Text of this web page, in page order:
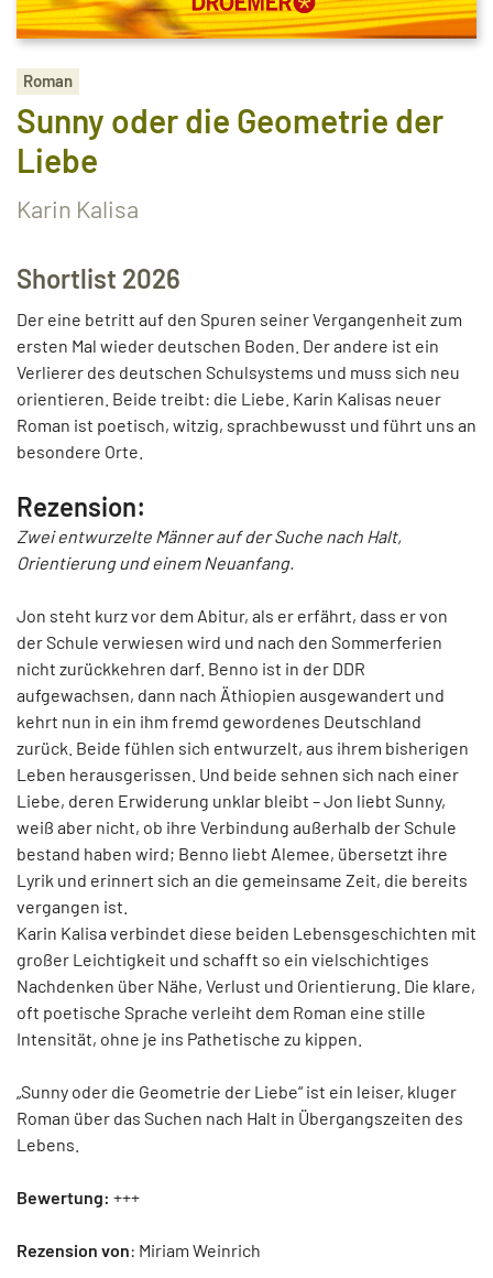
Roman
Sunny oder die Geometrie der
Liebe
Karin Kalisa
Shortlist 2026
Der eine betritt auf den Spuren seiner Vergangenheit zum
ersten Mal wieder deutschen Boden. Der andere ist ein
Verlierer des deutschen Schulsystems und muss sich neu
orientieren. Beide treibt: die Liebe. Karin Kalisas neuer
Roman ist poetisch, witzig, sprachbewusst und führt uns an
besondere Orte.
Rezension:
Zwei entwurzelte Männer auf der Suche nach Halt,
Orientierung und einem Neuanfang.
Jon steht kurz vor dem Abitur, als er erfährt, dass er von
der Schule verwiesen wird und nach den Sommerferien
nicht zurückkehren darf. Benno ist in der DDR
aufgewachsen, dann nach Äthiopien ausgewandert und
kehrt nun in ein ihm fremd gewordenes Deutschland
zurück. Beide fühlen sich entwurzelt, aus ihrem bisherigen
Leben herausgerissen. Und beide sehnen sich nach einer
Liebe, deren Erwiderung unklar bleibt – Jon liebt Sunny,
weiß aber nicht, ob ihre Verbindung außerhalb der Schule
bestand haben wird; Benno liebt Alemee, übersetzt ihre
Lyrik und erinnert sich an die gemeinsame Zeit, die bereits
vergangen ist.
Karin Kalisa verbindet diese beiden Lebensgeschichten mit
großer Leichtigkeit und schafft so ein vielschichtiges
Nachdenken über Nähe, Verlust und Orientierung. Die klare,
oft poetische Sprache verleiht dem Roman eine stille
Intensität, ohne je ins Pathetische zu kippen.
„Sunny oder die Geometrie der Liebe“ ist ein leiser, kluger
Roman über das Suchen nach Halt in Übergangszeiten des
Lebens.
Bewertung: +++
Rezension von: Miriam Weinrich